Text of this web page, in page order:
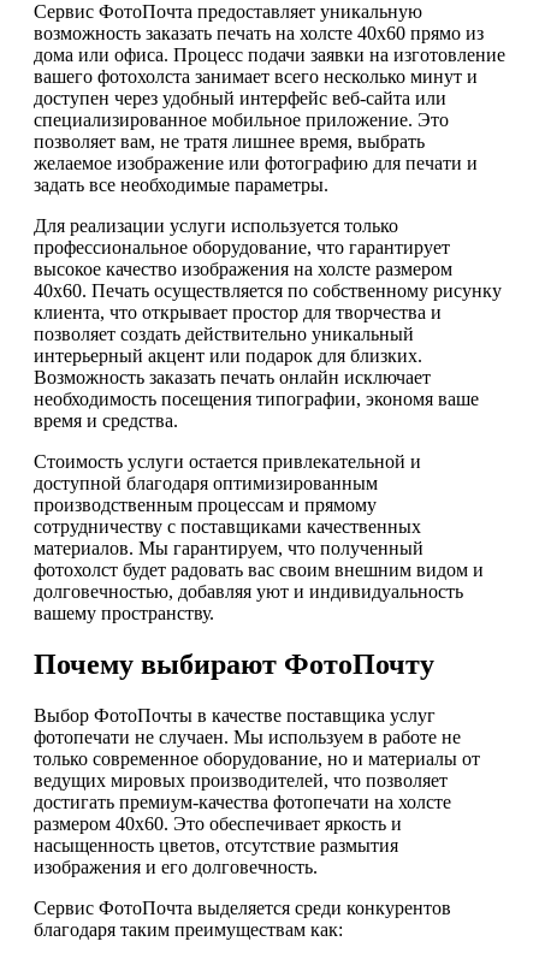
Сервис ФотоПочта предоставляет уникальную
возможность заказать печать на холсте 40х60 прямо из
дома или офиса. Процесс подачи заявки на изготовление
вашего фотохолста занимает всего несколько минут и
доступен через удобный интерфейс веб-сайта или
специализированное мобильное приложение. Это
позволяет вам, не тратя лишнее время, выбрать
желаемое изображение или фотографию для печати и
задать все необходимые параметры.
Для реализации услуги используется только
профессиональное оборудование, что гарантирует
высокое качество изображения на холсте размером
40х60. Печать осуществляется по собственному рисунку
клиента, что открывает простор для творчества и
позволяет создать действительно уникальный
интерьерный акцент или подарок для близких.
Возможность заказать печать онлайн исключает
необходимость посещения типографии, экономя ваше
время и средства.
Стоимость услуги остается привлекательной и
доступной благодаря оптимизированным
производственным процессам и прямому
сотрудничеству с поставщиками качественных
материалов. Мы гарантируем, что полученный
фотохолст будет радовать вас своим внешним видом и
долговечностью, добавляя уют и индивидуальность
вашему пространству.
Почему выбирают ФотоПочту
Выбор ФотоПочты в качестве поставщика услуг
фотопечати не случаен. Мы используем в работе не
только современное оборудование, но и материалы от
ведущих мировых производителей, что позволяет
достигать премиум-качества фотопечати на холсте
размером 40х60. Это обеспечивает яркость и
насыщенность цветов, отсутствие размытия
изображения и его долговечность.
Сервис ФотоПочта выделяется среди конкурентов
благодаря таким преимуществам как: